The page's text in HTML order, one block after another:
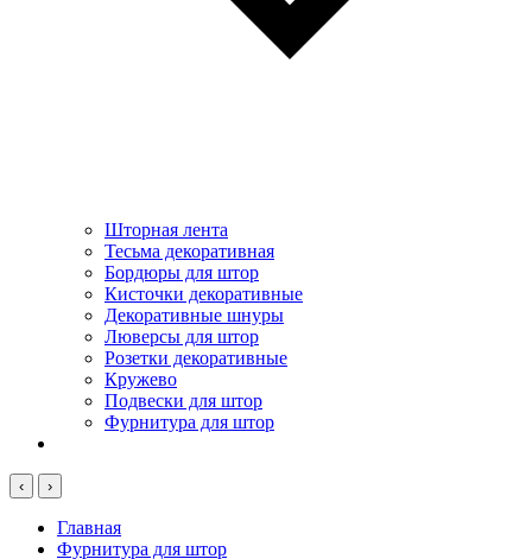
Шторная лента
Тесьма декоративная
Бордюры для штор
Кисточки декоративные
Декоративные шнуры
Люверсы для штор
Розетки декоративные
Кружево
Подвески для штор
Фурнитура для штор
‹ ›
Главная
Фурнитура для штор